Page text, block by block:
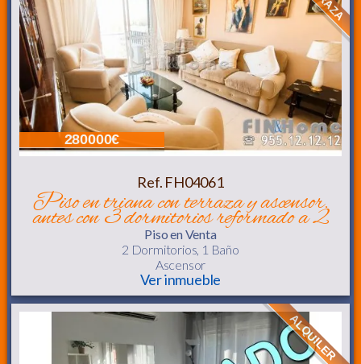
280000€
Ref. FH04061
piso en triana con terraza y ascensor.
antes con 3 dormitorios reformado a 2
Pisoen Venta
2 Dormitorios, 1 Baño
Ascensor
Ver inmueble
ALQUILER